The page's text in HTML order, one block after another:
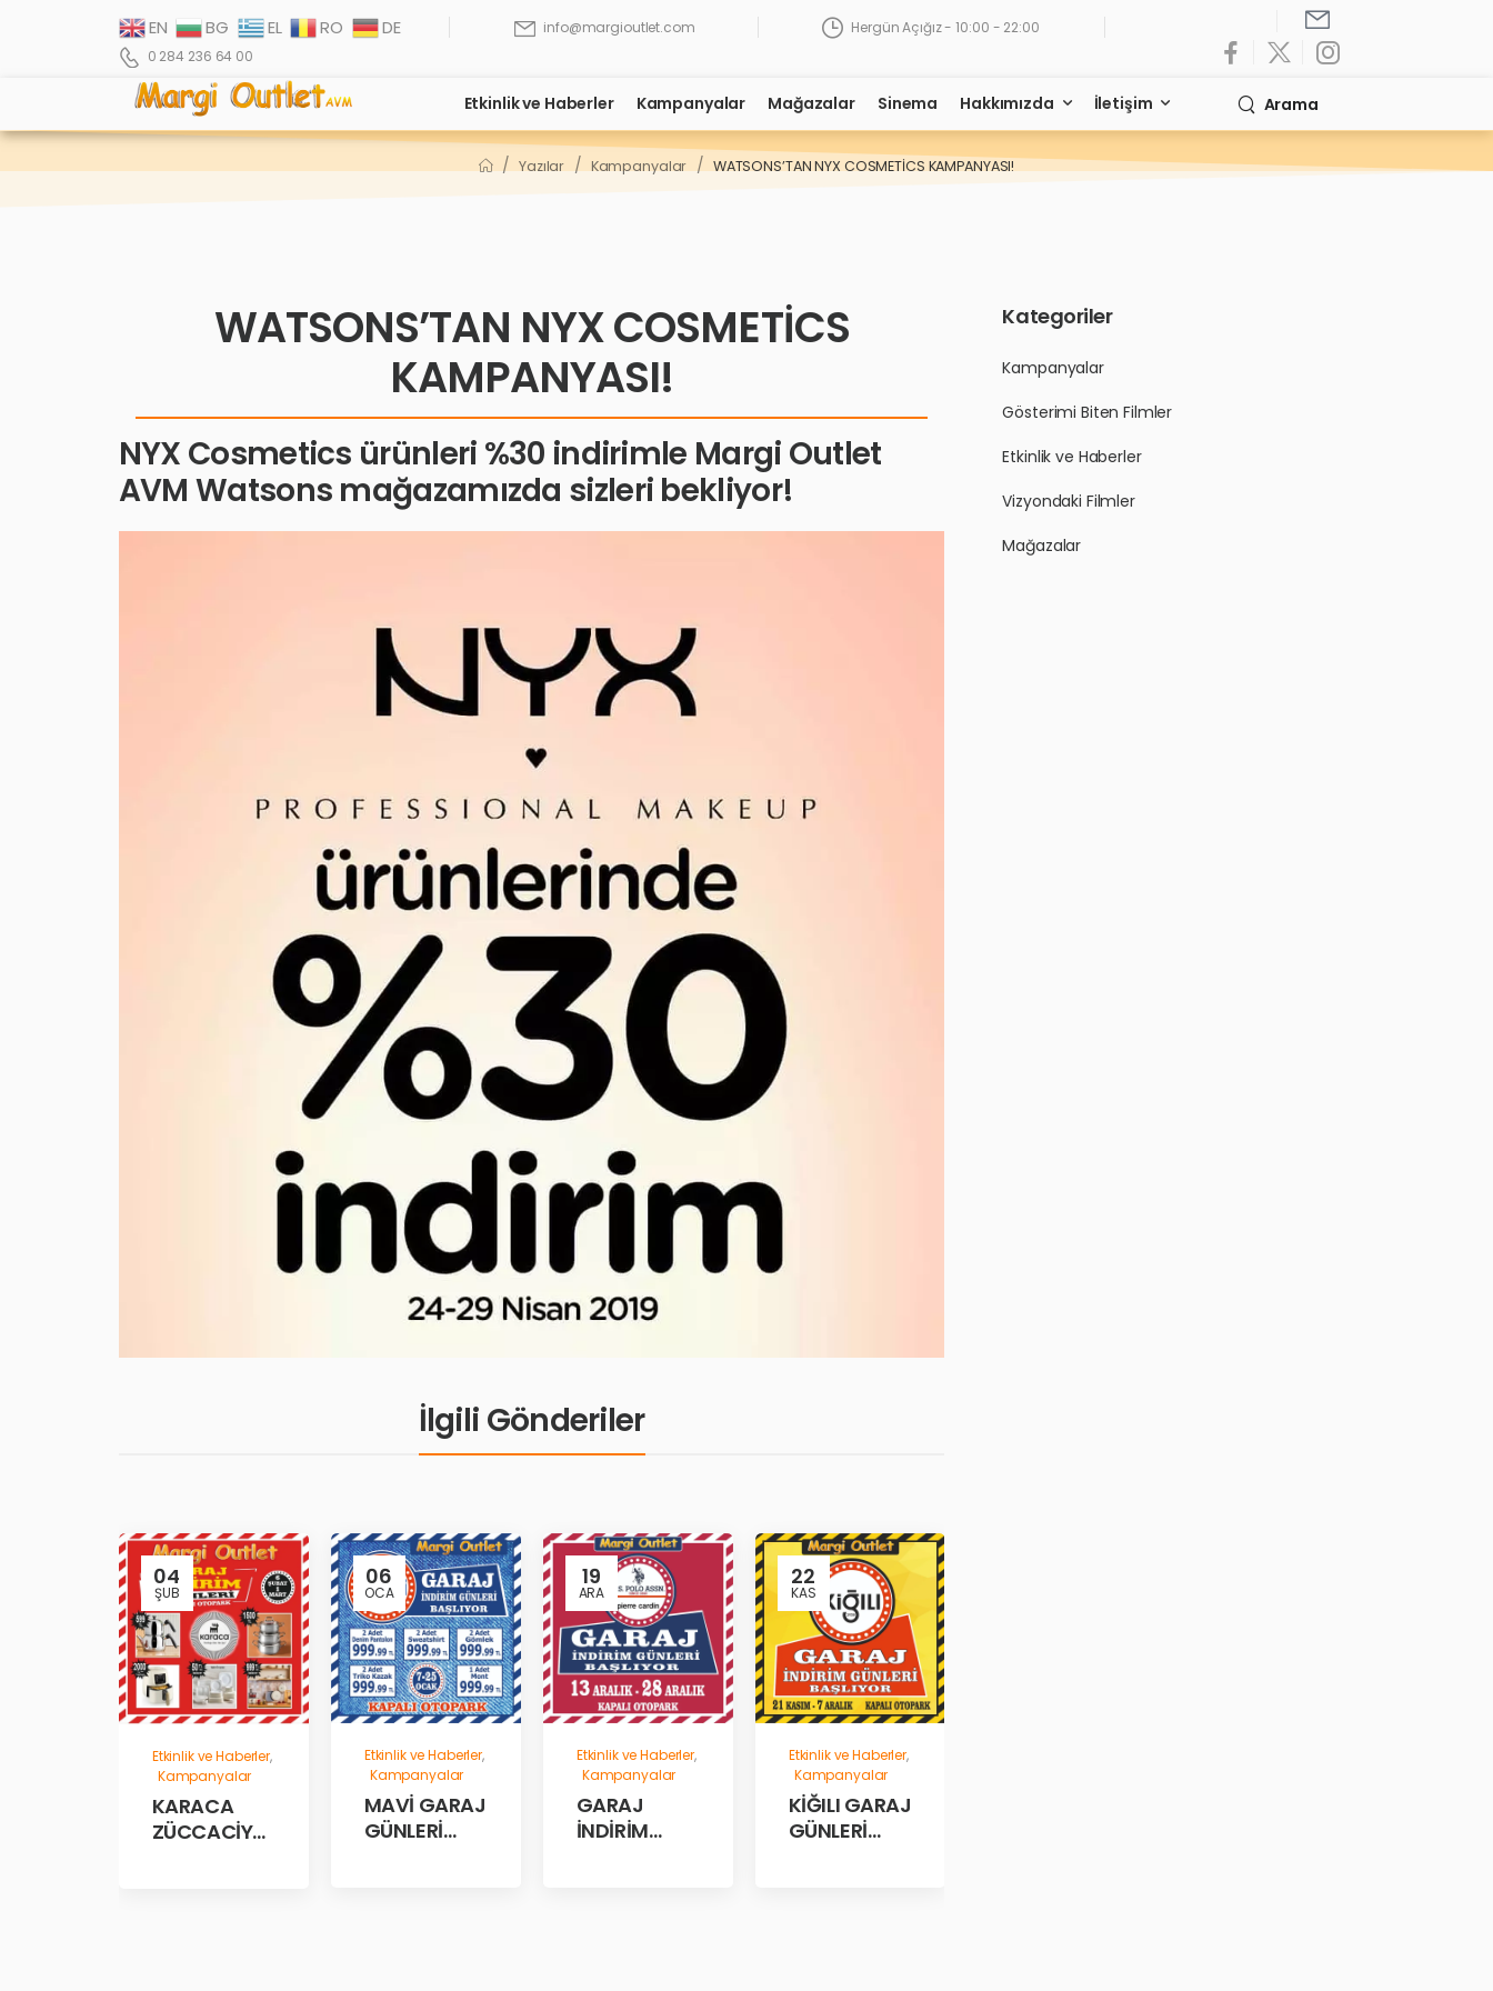
EN BG EL RO DE info@margioutlet.com
Hergün Açığız - 10:00 - 22:00
0 284 236 64 00
Etkinlik ve Haberler Kampanyalar Mağazalar Sinema Hakkımızda İletişim Arama
/ Yazılar / Kampanyalar / WATSONS’TAN NYX COSMETİCS KAMPANYASI!
Kategoriler
Kampanyalar
Gösterimi Biten Filmler
Etkinlik ve Haberler
Vizyondaki Filmler
Mağazalar
WATSONS’TAN NYX COSMETİCS
KAMPANYASI!
NYX Cosmetics ürünleri %30 indirimle Margi Outlet
AVM Watsons mağazamızda sizleri bekliyor!
İlgili Gönderiler
04
ŞUB
Etkinlik ve Haberler,
Kampanyalar
KARACA
ZÜCCACİYE
06
OCA
Etkinlik ve Haberler,
Kampanyalar
MAVİ GARAJ
GÜNLERİ
19
ARA
Etkinlik ve Haberler,
Kampanyalar
GARAJ
İNDİRİM
22
KAS
Etkinlik ve Haberler,
Kampanyalar
KİĞILI GARAJ
GÜNLERİ